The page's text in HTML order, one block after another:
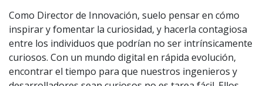
Como Director de Innovación, suelo pensar en cómo
inspirar y fomentar la curiosidad, y hacerla contagiosa
entre los individuos que podrían no ser intrínsicamente
curiosos. Con un mundo digital en rápida evolución,
encontrar el tiempo para que nuestros ingenieros y